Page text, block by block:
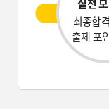
실전
최종합
출제 포